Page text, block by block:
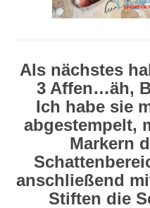
Als nächstes
3 Affen…äh,
Ich habe sie
abgestempelt,
Markern
anschließend
Stiften die